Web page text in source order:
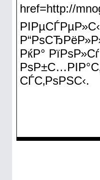
href=http://
РќР°
СЃС‚РѕРЅС‹.